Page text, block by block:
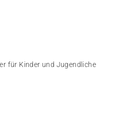
für Kinder und Jugendliche